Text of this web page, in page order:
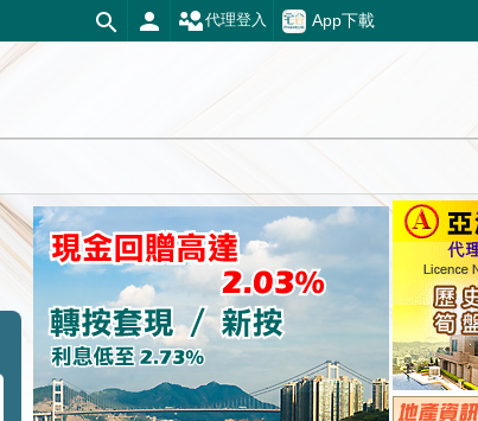
App下載
代理登入